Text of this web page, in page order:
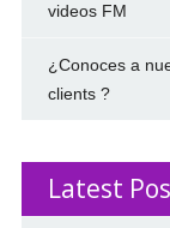
videos FM
¿Conoces a
clients ?
Latest